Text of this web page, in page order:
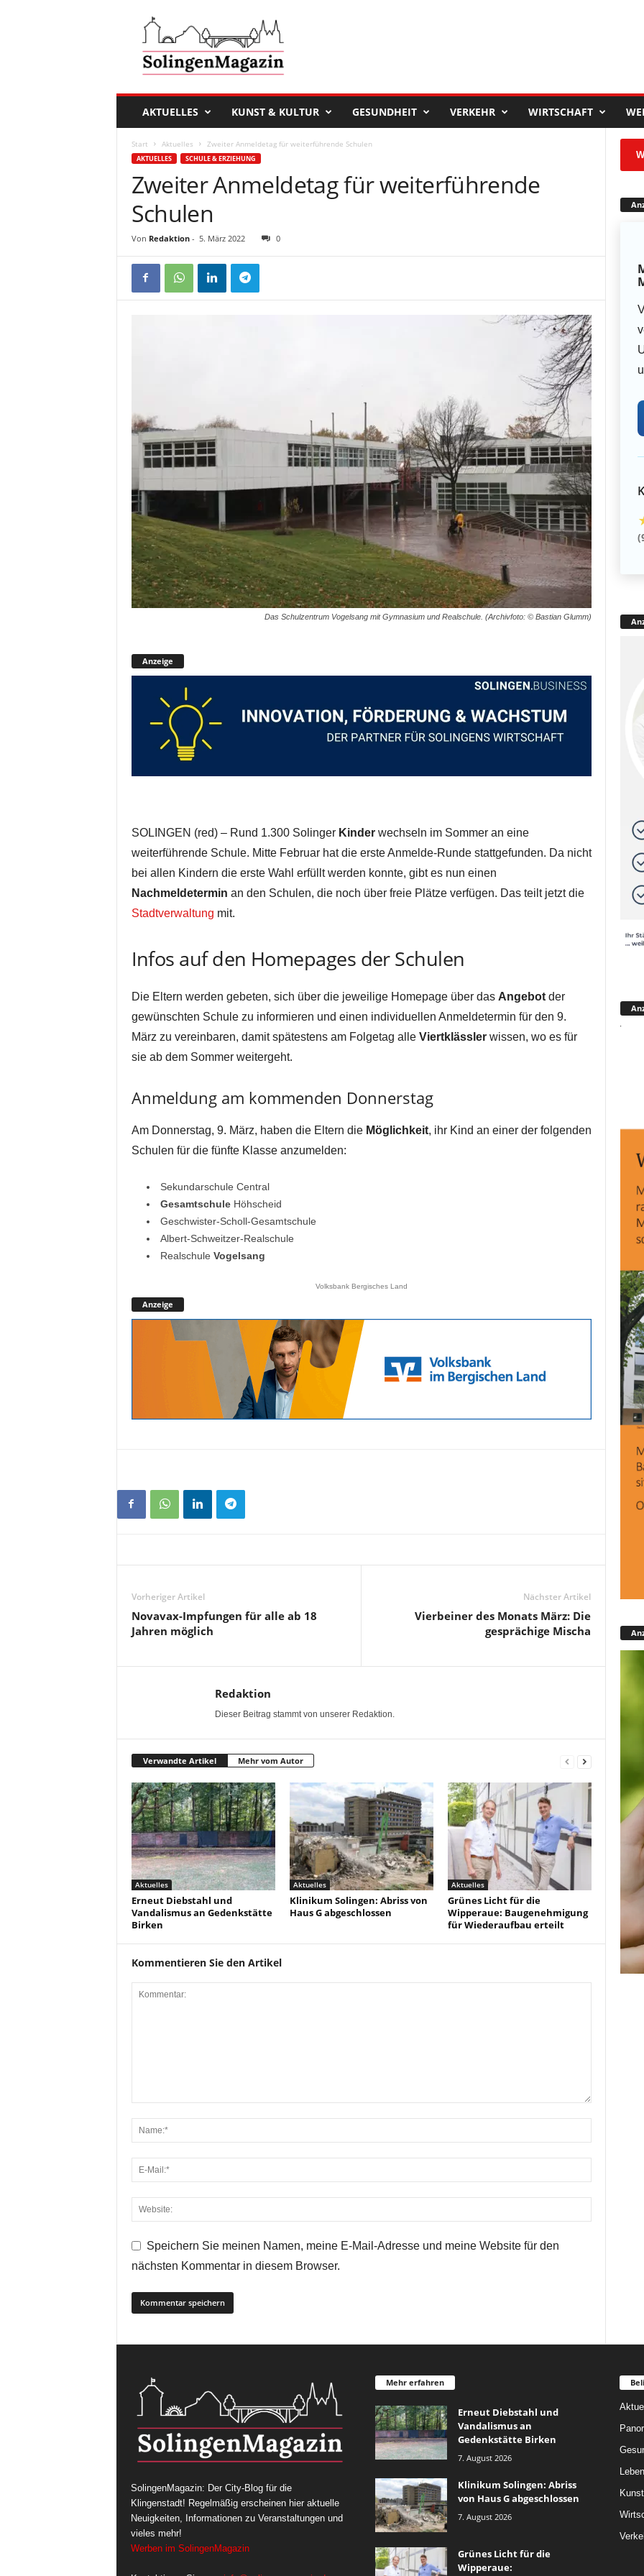
i
AKTUELLES KUNST & KULTUR GESUNDHEIT VERKEHR WIRTSCHAFT
Start Aktuelles Zweiter Anmeldetag für weiterführende Schulen
AKTUELLES SCHULE & ERZIEHUNG
Zweiter Anmeldetag für weiterführende
Schulen
Von Redaktion- 5. März 2022 0
Das Schulzentrum Vogelsang mit Gymnasium und Realschule. (Archivfoto: © Bastian Glumm)
Anzeige
SOLINGEN (red) – Rund 1.300 Solinger Kinderwechseln im Sommer an eine
weiterführende Schule. Mitte Februar hat die erste Anmelde-Runde stattgefunden. Da nicht
bei allen Kindern die erste Wahl erfüllt werden konnte, gibt es nun einen
Nachmeldetermin an den Schulen, die noch über freie Plätze verfügen. Das teilt jetzt die
Stadtverwaltung mit.
Infos auf den Homepages der Schulen
Die Eltern werden gebeten, sich über die jeweilige Homepage über das Angebotder
gewünschten Schule zu informieren und einen individuellen Anmeldetermin für den 9.
März zu vereinbaren, damit spätestens am Folgetag alle Viertklässlerwissen, wo es für
sie ab dem Sommer weitergeht.
Anmeldung am kommenden Donnerstag
Am Donnerstag, 9. März, haben die Eltern die Möglichkeit, ihr Kind an einer der folgenden
Schulen für die fünfte Klasse anzumelden:
Sekundarschule Central
GesamtschuleHöhscheid
Geschwister-Scholl-Gesamtschule
Albert-Schweitzer-Realschule
Realschule Vogelsang
Volksbank Bergisches Land
Anzeige
Vorheriger Artikel
Novavax-Impfungen für alle ab 18
Jahren möglich
Nächster Artikel
Vierbeiner des Monats März: Die
gesprächige Mischa
Redaktion
Dieser Beitrag stammt von unserer Redaktion.
Verwandte Artikel Mehr vom Autor
Aktuelles
Erneut Diebstahl und
Vandalismus an Gedenkstätte
Birken
Aktuelles
Klinikum Solingen: Abriss von
Haus G abgeschlossen
Aktuelles
Grünes Licht für die
Wipperaue: Baugenehmigung
für Wiederaufbau erteilt
Kommentieren Sie den Artikel
Speichern Sie meinen Namen, meine E-Mail-Adresse und meine Website für den
nächsten Kommentar in diesem Browser.
SolingenMagazin: Der City-Blog für die
Klingenstadt! Regelmäßig erscheinen hier aktuelle
Neuigkeiten, Informationen zu Veranstaltungen und
vieles mehr!
Werben im SolingenMagazin
Mehr erfahren
Erneut Diebstahl und
Vandalismus an
Gedenkstätte Birken
7. August 2026
Klinikum Solingen: Abriss
von Haus G abgeschlossen
7. August 2026
Grünes Licht für die
Wipperaue: